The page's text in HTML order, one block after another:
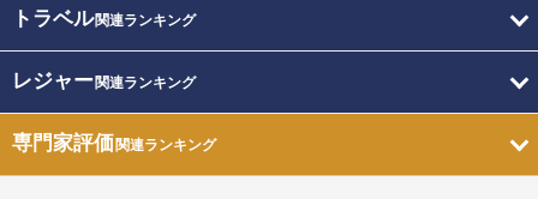
トラベル関連ランキング
レジャー関連ランキング
専門家評価関連ランキング